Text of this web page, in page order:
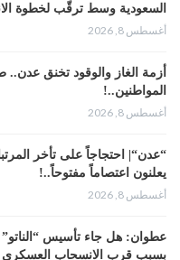
السعودية وسط ترقّب لخطوة
أغسطس 8, 2026
أزمة الغاز والوقود تخنق
المواطنين..!
أغسطس 8, 2026
“عدن“| احتجاجاً على تأخر
يعلنون اعتصاماً مفتوحاً..!
أغسطس 8, 2026
عطوان: هل جاء تأسيس “الناتو”
بسبب قرب الانسحاب